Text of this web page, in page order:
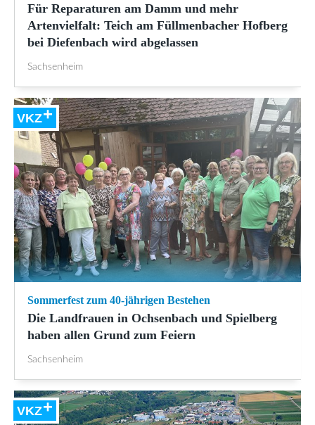
Für Reparaturen am Damm und mehr
Artenvielfalt: Teich am Füllmenbacher Hofberg
bei Diefenbach wird abgelassen
Sachsenheim
VKZ
Sommerfest zum 40-jährigen Bestehen
Die Landfrauen in Ochsenbach und Spielberg
haben allen Grund zum Feiern
Sachsenheim
VKZ